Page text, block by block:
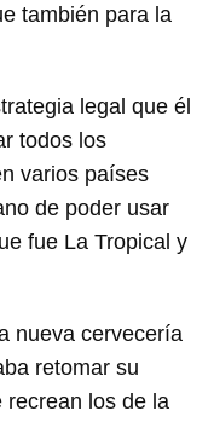
también para la
legal que él
todos los
varios países
de poder usar
fue La Tropical y
nueva cervecería
retomar su
recrean los de la